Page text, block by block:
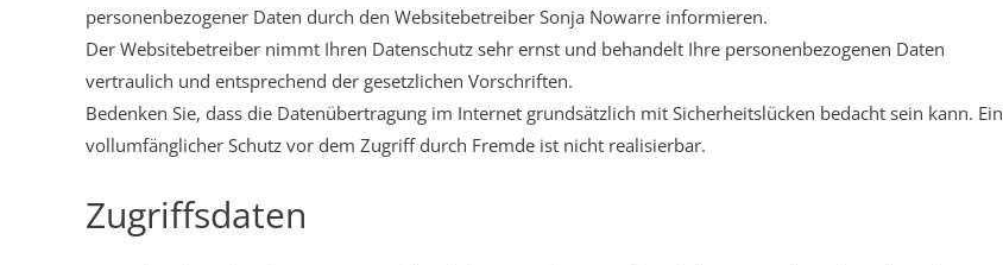
personenbezogener Daten durch den Websitebetreiber Sonja Nowarre informieren.
Der Websitebetreiber nimmt Ihren Datenschutz sehr ernst und behandelt Ihre personenbezogenen Daten
vertraulich und entsprechend der gesetzlichen Vorschriften.
Bedenken Sie, dass die Datenübertragung im Internet grundsätzlich mit Sicherheitslücken bedacht sein kann. Ein
vollumfänglicher Schutz vor dem Zugriff durch Fremde ist nicht realisierbar.
Zugriffsdaten